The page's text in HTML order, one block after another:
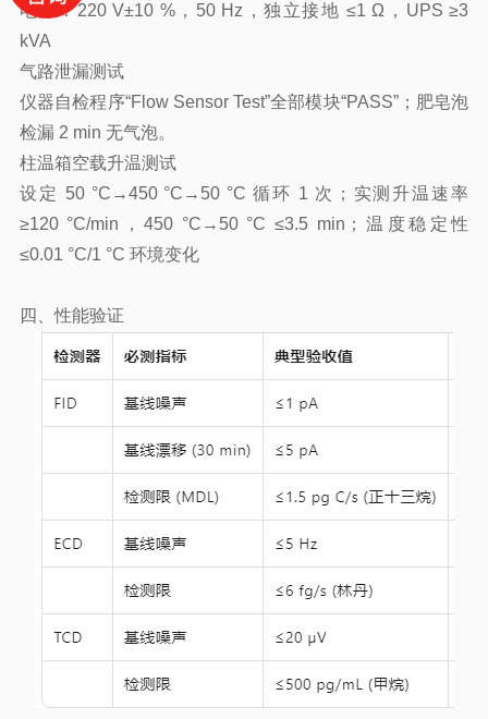
电源：220 V±10 %，50 Hz，独立接地 ≤1 Ω，UPS ≥3
kVA
气路泄漏测试
仪器自检程序“Flow Sensor Test”全部模块“PASS”；肥皂泡
检漏 2 min 无气泡。
柱温箱空载升温测试
设定 50 °C→450 °C→50 °C 循环 1 次；实测升温速率
≥120 °C/min，450 °C→50 °C ≤3.5 min；温度稳定性
≤0.01 °C/1 °C 环境变化
四、性能验证